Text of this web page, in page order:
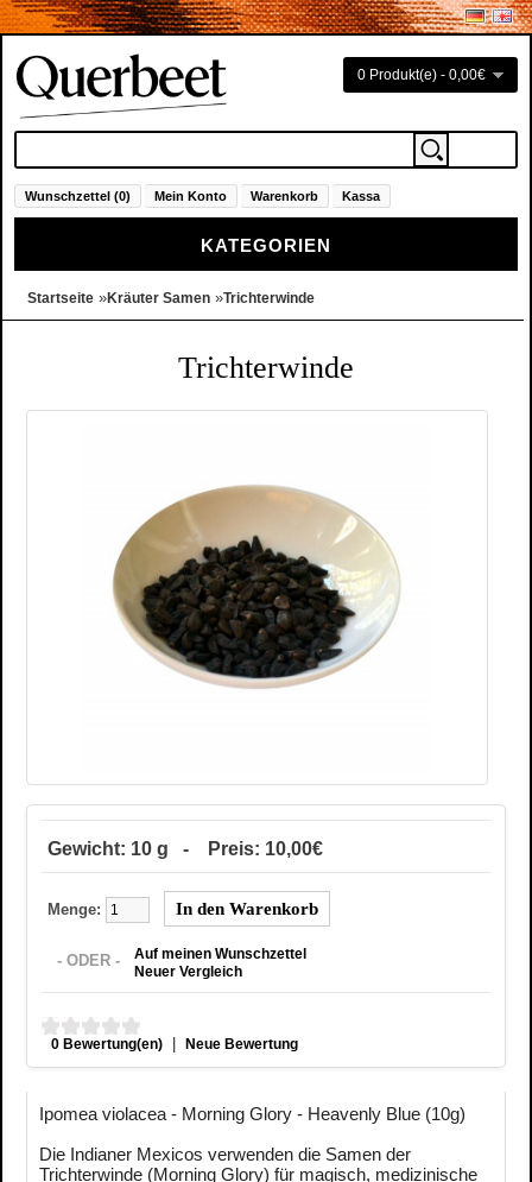
0 Produkt(e) - 0,00€
Wunschzettel (0) Mein Konto Warenkorb Kassa
KATEGORIEN
Startseite »Kräuter Samen »Trichterwinde
Trichterwinde
Gewicht: 10 g - Preis: 10,00€
Menge:
- ODER -
Auf meinen Wunschzettel
Neuer Vergleich
0 Bewertung(en) | Neue Bewertung
Ipomea violacea - Morning Glory - Heavenly Blue (10g)
Die Indianer Mexicos verwenden die Samen der
Trichterwinde (Morning Glory) für magisch, medizinische